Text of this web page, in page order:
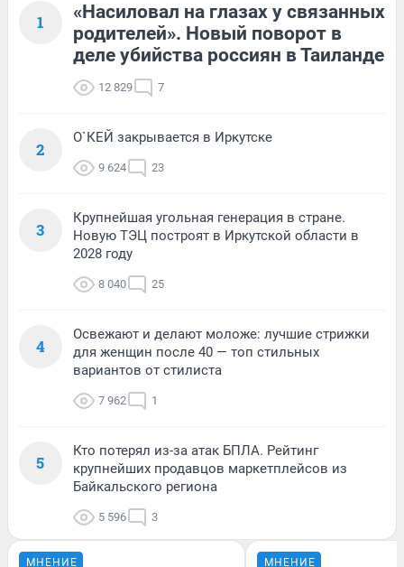
1
«Насиловал на глазах у связанных
родителей». Новый поворот в
деле убийства россиян в Таиланде
12 829 7
2
О`КЕЙ закрывается в Иркутске
9 624 23
3
Крупнейшая угольная генерация в стране.
Новую ТЭЦ построят в Иркутской области в
2028 году
8 040 25
4
Освежают и делают моложе: лучшие стрижки
для женщин после 40 — топ стильных
вариантов от стилиста
7 962 1
5
Кто потерял из-за атак БПЛА. Рейтинг
крупнейших продавцов маркетплейсов из
Байкальского региона
5 596 3
МНЕНИЕ МНЕНИЕ